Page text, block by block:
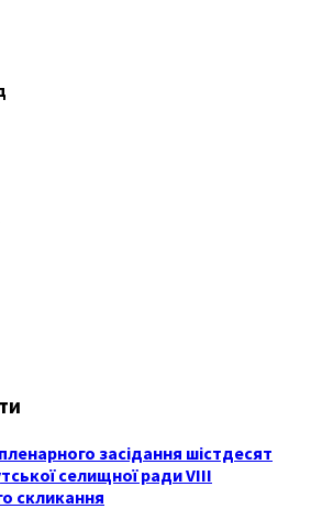
засідання шістдесят
селищної ради VIII
скликання